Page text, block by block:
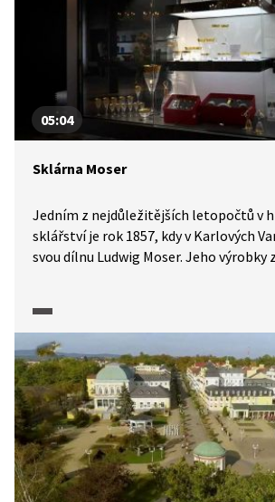
05:04
Sklárna Moser
Jedním z nejdůležitějších letopočtů v
sklářství je rok 1857, kdy v Karlových
svou dílnu Ludwig Moser. Jeho
luxusní souprava Splendid vyráběná už
V následující reportáži se dozvíme více
i používaných materiálech a
broušení a rytí skla.